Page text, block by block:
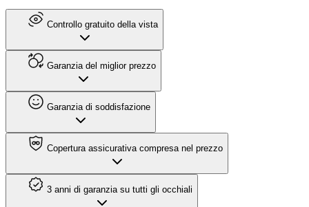
Controllo gratuito della vista
Garanzia del miglior prezzo
Garanzia di soddisfazione
Copertura assicurativa compresa nel prezzo
3 anni di garanzia su tutti gli occhiali